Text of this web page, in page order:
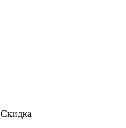
Скидка